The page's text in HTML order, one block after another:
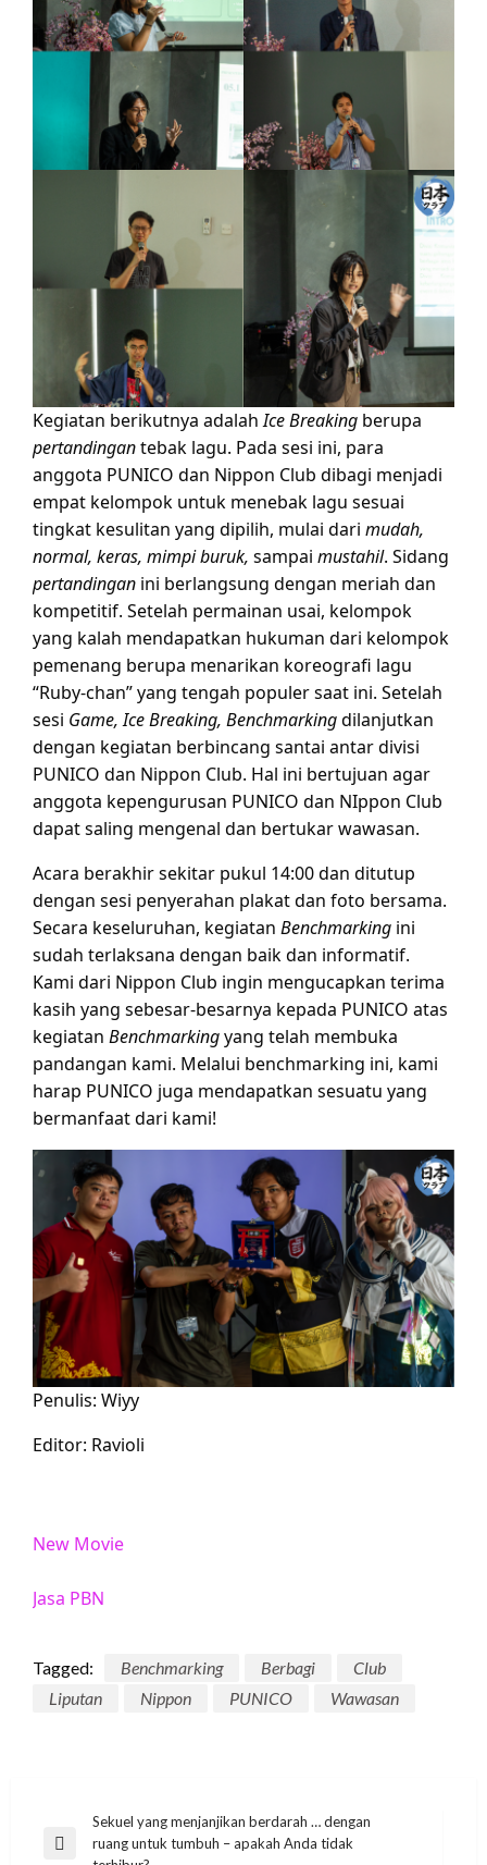
Kegiatan berikutnya adalahIce Breaking berupa
pertandingantebak lagu. Pada sesi ini, para
anggota PUNICO dan Nippon Club dibagi menjadi
empat kelompok untuk menebak lagu sesuai
tingkat kesulitan yang dipilih, mulai dari mudah,
normal, keras, mimpi buruk, sampai mustahil. Sidang
pertandingan ini berlangsung dengan meriah dan
kompetitif. Setelah permainan usai, kelompok
yang kalah mendapatkan hukuman dari kelompok
pemenang berupa menarikan koreografi lagu
“Ruby-chan” yang tengah populer saat ini. Setelah
sesi Game, Ice Breaking, Benchmarkingdilanjutkan
dengan kegiatan berbincang santai antar divisi
PUNICO dan Nippon Club. Hal ini bertujuan agar
anggota kepengurusan PUNICO dan NIppon Club
dapat saling mengenal dan bertukar wawasan.
Acara berakhir sekitar pukul 14:00 dan ditutup
dengan sesi penyerahan plakat dan foto bersama.
Secara keseluruhan, kegiatan Benchmarking ini
sudah terlaksana dengan baik dan informatif.
Kami dari Nippon Club ingin mengucapkan terima
kasih yang sebesar-besarnya kepada PUNICO atas
kegiatan Benchmarkingyang telah membuka
pandangan kami. Melalui benchmarking ini, kami
harap PUNICO juga mendapatkan sesuatu yang
bermanfaat dari kami!
Penulis: Wiyy
Editor: Ravioli
New Movie
Jasa PBN
Tagged: Benchmarking Berbagi
Club
Liputan
Nippon PUNICO Wawasan
navigation
Previous
Sekuel yang menjanjikan berdarah … dengan
ruang untuk tumbuh – apakah Anda tidak